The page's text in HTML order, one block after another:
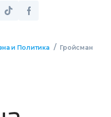
и Политика / Гройсман